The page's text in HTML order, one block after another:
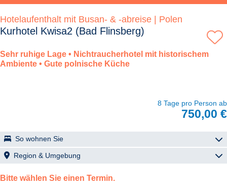
Hotelaufenthalt mit Busan- & -abreise | Polen
Kurhotel Kwisa2 (Bad Flinsberg)
Sehr ruhige Lage • Nichtraucherhotel mit historischem
Ambiente • Gute polnische Küche
8 Tage pro Person ab
750,00 €
So wohnen Sie
Kwisa2
Lage
Ruhig, zum Stadtzentrum ca. 5 Gehminuten.
Region & Umgebung
Bitte wählen Sie einen Termin.